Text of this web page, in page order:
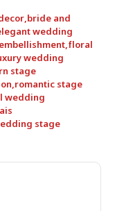
,bride and
wedding
,floral
wedding
stage
,romantic stage
wedding
stage